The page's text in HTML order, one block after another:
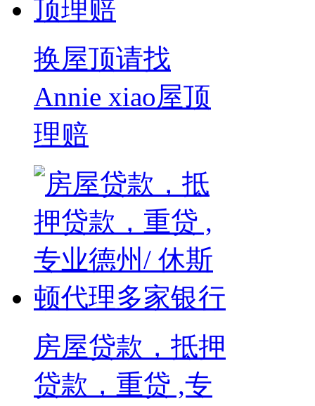
换屋顶请找
Annie xiao屋顶
理赔
房屋贷款，抵押
贷款，重贷 ,专